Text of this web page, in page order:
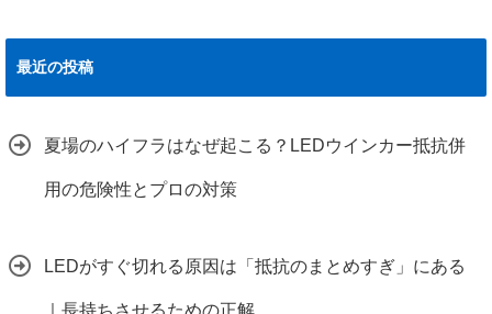
最近の投稿
夏場のハイフラはなぜ起こる？LEDウインカー抵抗併
用の危険性とプロの対策
LEDがすぐ切れる原因は「抵抗のまとめすぎ」にある
｜長持ちさせるための正解